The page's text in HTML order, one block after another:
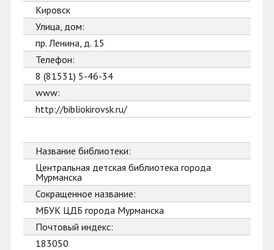
Кировск
Улица, дом:
пр. Ленина, д. 15
Телефон:
8 (81531) 5-46-34
www:
http://bibliokirovsk.ru/
Название библиотеки:
Центральная детская библиотека города
Мурманска
Сокращенное название:
МБУК ЦДБ города Мурманска
Почтовый индекс:
183050